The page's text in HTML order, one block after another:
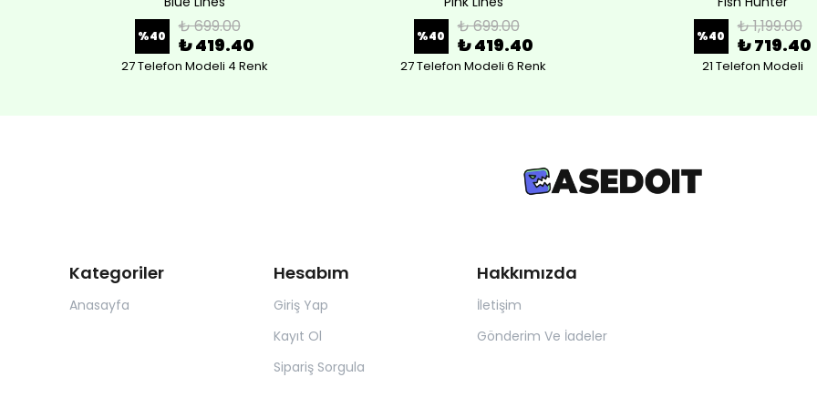
%40 ₺ 699.00
₺ 419.40
27 Telefon Modeli 4 Renk
%40 ₺ 699.00
₺ 419.40
27 Telefon Modeli 6 Renk
%40 ₺ 1,199.00
₺ 719.40
21 Telefon Modeli
Kategoriler
Anasayfa
Hesabım
Giriş Yap
Kayıt Ol
Sipariş Sorgula
Hakkımızda
İletişim
Gönderim Ve İadeler